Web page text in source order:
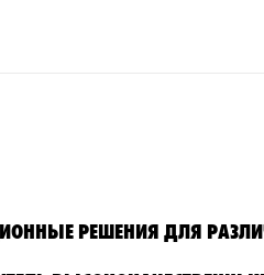
РЕШЕНИЯ ДЛЯ